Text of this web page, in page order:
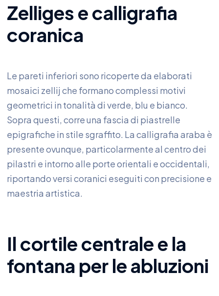
Zelliges e calligrafia
coranica
Le pareti inferiori sono ricoperte da elaborati
mosaici zellij che formano complessi motivi
geometrici in tonalità di verde, blu e bianco.
Sopra questi, corre una fascia di piastrelle
epigrafiche in stile sgraffito. La calligrafia araba è
presente ovunque, particolarmente al centro dei
pilastri e intorno alle porte orientali e occidentali,
riportando versi coranici eseguiti con precisione e
maestria artistica.
Il cortile centrale e la
fontana per le abluzioni